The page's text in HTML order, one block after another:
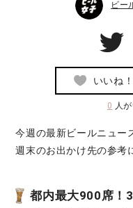
ビー
いいね！
0 人
今週の最新ビールニュー
週末のお出かけ先の参考
都内最大900席！